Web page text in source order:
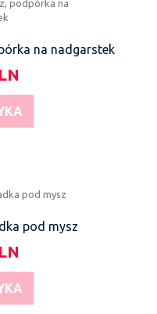
na nadgarstek
pod mysz